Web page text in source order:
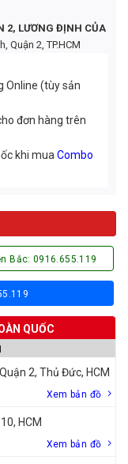
2, LƯƠNG ĐỊNH CỦA
Quận 2, TP.HCM
Online (tùy sản
đơn hàng trên
khi muaCombo
Bắc: 0916.655.119
QUỐC
2, Thủ Đức, HCM
Xem bản đồ
HCM
Xem bản đồ